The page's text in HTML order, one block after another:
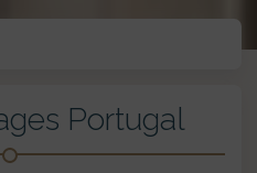
Portugal